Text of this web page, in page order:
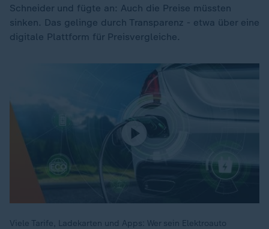
Schneider und fügte an: Auch die Preise müssten
sinken. Das gelinge durch Transparenz - etwa über eine
digitale Plattform für Preisvergleiche.
Viele Tarife, Ladekarten und Apps: Wer sein Elektroauto